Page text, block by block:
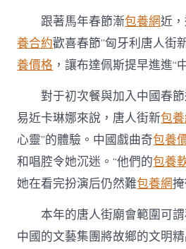
跟著馬年春節漸包養網近
養合約歡喜春節”匈牙利唐人街
養價格 ，讓布達佩斯提早進進“
對于初次餐與加入中國春
易近卡琳娜來說，唐人街新包
心靈”的體驗。中國戲曲奇包養
和唱腔令她沉迷。“他們的包養
她在看完扮演后仍然難包養網
本年的唐人街廟會範圍可
中國的文藝集團將故鄉的文明